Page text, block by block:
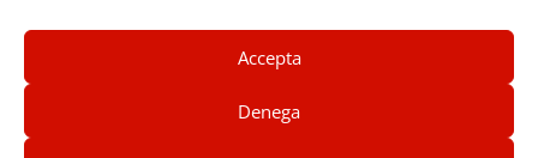
Accepta
Denega